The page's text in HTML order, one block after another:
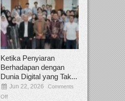
Ketika Penyiaran
Berhadapan dengan
Dunia Digital yang Tak...
Jun 22, 2026
Comments
Off